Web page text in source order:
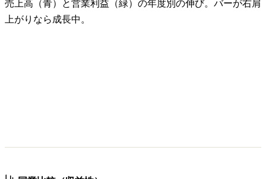
売上高（青）と営業利益（緑）の年度別の伸び。バーが右肩
上がりなら成長中。